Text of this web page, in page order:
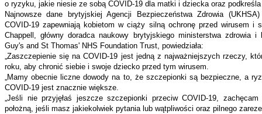
o ryzyku, jakie niesie ze sobą COVID-19 dla matki i dziecka oraz
Najnowsze dane brytyjskiej Agencji Bezpieczeństwa Zdrowia
COVID-19 zapewniają kobietom w ciąży silną ochronę przed wirusem i
Chappell, główny doradca naukowy brytyjskiego ministerstwa zdrowia i
Guy's and St Thomas' NHS Foundation Trust, powiedziała:
„Zaszczepienie się na COVID-19 jest jedną z najważniejszych rzeczy,
roku, aby chronić siebie i swoje dziecko przed tym wirusem.
„Mamy obecnie liczne dowody na to, że szczepionki są bezpieczne, a
COVID-19 jest znacznie większe.
„Jeśli nie przyjęłaś jeszcze szczepionki przeciw COVID-19,
położną, jeśli masz jakiekolwiek pytania lub wątpliwości oraz pilnego